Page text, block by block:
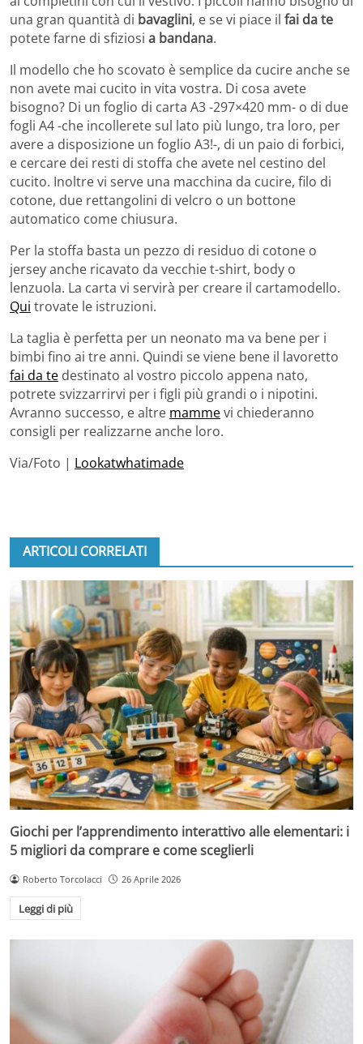
una gran quantità di bavaglini, e se vi piace il fai da te
potete farne di sfiziosi a bandana.
Il modello che ho scovato è semplice da cucire anche se
non avete mai cucito in vita vostra. Di cosa avete
bisogno? Di un foglio di carta A3 -297×420 mm- o di due
fogli A4 -che incollerete sul lato più lungo, tra loro, per
avere a disposizione un foglio A3!-, di un paio di forbici,
e cercare dei resti di stoffa che avete nel cestino del
cucito. Inoltre vi serve una macchina da cucire, filo di
cotone, due rettangolini di velcro o un bottone
automatico come chiusura.
Per la stoffa basta un pezzo di residuo di cotone o
jersey anche ricavato da vecchie t-shirt, body o
lenzuola. La carta vi servirà per creare il cartamodello.
Qui trovate le istruzioni.
La taglia è perfetta per un neonato ma va bene per i
bimbi fino ai tre anni. Quindi se viene bene il lavoretto
fai da te destinato al vostro piccolo appena nato,
potrete svizzarrirvi per i figli più grandi o i nipotini.
Avranno successo, e altre mammevi chiederanno
consigli per realizzarne anche loro.
Via/Foto | Lookatwhatimade
ARTICOLI CORRELATI
Giochi per l’apprendimento interattivo alle elementari: i
5 migliori da comprare e come sceglierli
Roberto Torcolacci 26 Aprile 2026
Leggi di più